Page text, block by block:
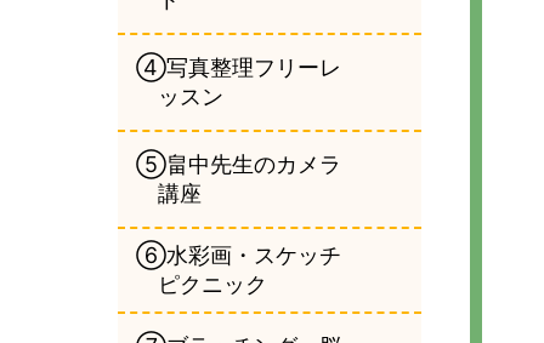
④写真整理フリーレ
ッスン
⑤畠中先生のカメラ
講座
⑥水彩画・スケッチ
ピクニック